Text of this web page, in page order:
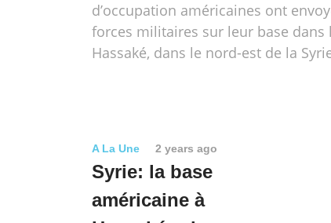
d’occupation américaines ont
forces militaires sur leur base dans
Hassaké, dans le nord-est de la
A La Une 2 years ago
Syrie: la base
américaine à